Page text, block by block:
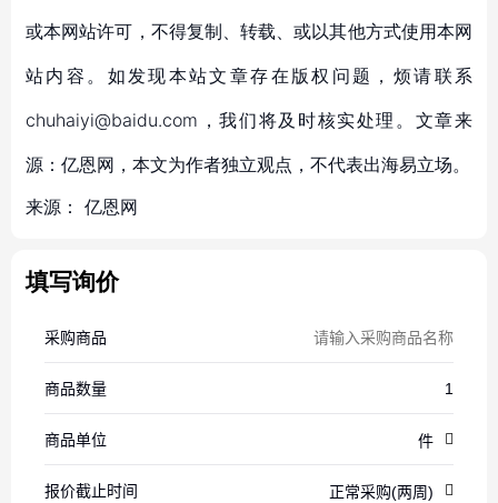
或本网站许可，不得复制、转载、或以其他方式使用本网
站内容。如发现本站文章存在版权问题，烦请联系
chuhaiyi@baidu.com，我们将及时核实处理。文章来
源：亿恩网，本文为作者独立观点，不代表出海易立场。
来源： 亿恩网
填写询价